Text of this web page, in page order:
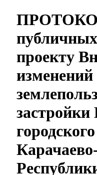
проекту
застройки